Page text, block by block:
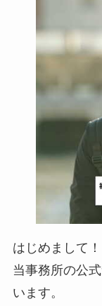
はじめまして！
当事務所の公
います。